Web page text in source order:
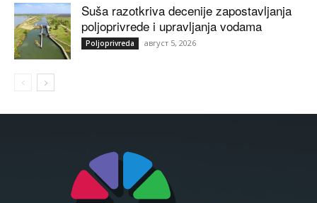
Suša razotkriva decenije zapostavljanja
poljoprivrede i upravljanja vodama
Poljoprivreda август 5, 2026